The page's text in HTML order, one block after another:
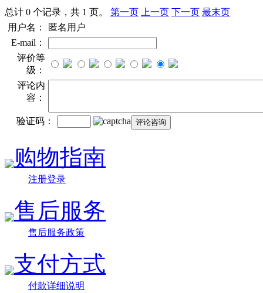
总计 0 个记录，共 1 页。 第一页 上一页 下一页 最末页
用户名：
匿名用户
E-mail：
评价等
级：
评论内
容：
验证码：
购物指南
注册登录
售后服务
售后服务政策
支付方式
付款详细说明